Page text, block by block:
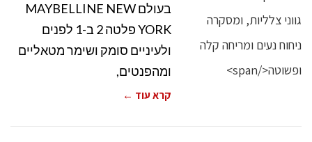
בעולם MAYBELLINE NEW
YORK פלטה 2 ב-1 לפנים
ולעיניים סומק ושימר מטאליים
ומהפנטים,
קרא עוד ←